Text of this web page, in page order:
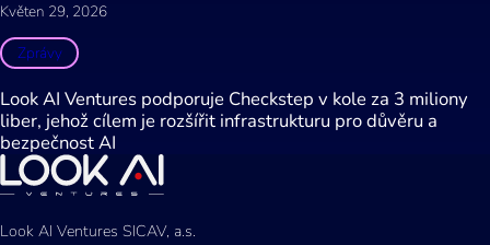
Květen 29, 2026
Zprávy
Look AI Ventures podporuje Checkstep v kole za 3 miliony
liber, jehož cílem je rozšířit infrastrukturu pro důvěru a
bezpečnost AI
Look AI Ventures SICAV, a.s.